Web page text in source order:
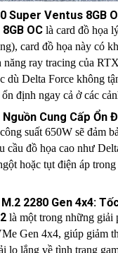
Super Ventus 8GB
OC là card đồ họa
card đồ họa này có
ray tracing của
dù Delta Force không
định ngay cả ở các
Cung Cấp Ổn
suất 650W sẽ đảm
cầu đồ họa cao như
hoặc tụt điện áp
M.2 2280 Gen 4x4:
là một trong những giải
Gen 4x4, giúp giảm
lắng về tình trạng